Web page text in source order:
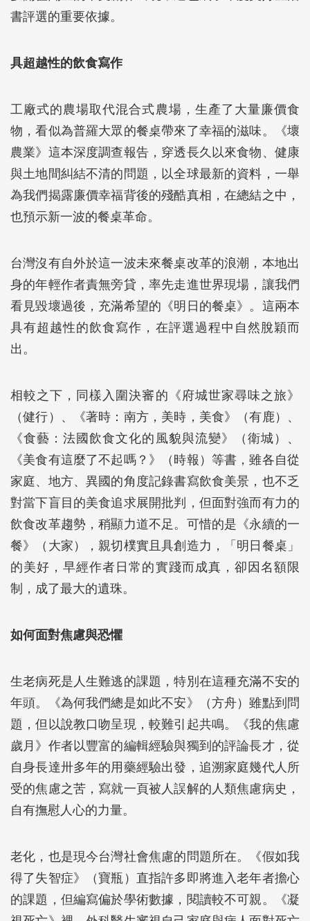
書評選的重要依據。
具超越性的飲食寫作
工廠式的農場取代混合式農場，生產了大量廉價食
物，看似為普羅大眾的餐桌帶來了幸福的滋味。《壞
農業》這本深度調查報告，穿透長久以來食物、健康
與土地間糾結不清的問題，以全球最新的資料，一舉
為我們揭露廉價幸福背後的殘酷真相，在總結之中，
也預示新一波的餐桌革命。
台灣沒有自外於這一波未來餐桌改革的浪潮，本地出
身的年輕作者責無旁貸，率先走進世界現場，讓我們
看見毀壞過後，充滿希望的《明日的餐桌》。這兩本
具有超越性的飲食寫作，在評選過程中自然脫穎而
出。
相較之下，同樣入圍決審的《府城世家尋味之旅》
（健行）、《著時：南方，美時，美食》（有鹿）、
《食藝：法國飲食文化的風貌與流變》（衛城）、
《美食有這麼了不起嗎？》（時報）等書，雖各自從
家庭、地方、異國的角度記錄書寫飲食美景，也不乏
對當下盲目的美食追求展開批判，但面對強而有力的
飲食改革趨勢，稍顯力道不足。可惜的是《永續的一
餐》（大家），親切樸實且具創造力，「明日餐桌」
的美好，早經作者日常的實踐而成真，卻因名額限
制，成了最大的遺珠。
如何面對焦慮與恐懼
生老病死是人生難逃的課題，特別在這種充滿不安的
年頭。《為何我們總是如此不安》（方舟）雖點到問
題，但以說教口吻呈現，較難引起共鳴。《我的焦慮
歲月》作者以豐富的編輯經驗與獨到的評論長才，從
自身長達卅多年的用藥經驗出發，追溯家庭幾代人所
受的焦慮之苦，寫就一頁被人誤解的人類焦慮病史，
自有撫慰人心的力量。
老化，也是現今台灣社會焦慮的問題所在。《假如我
得了失智症》（寶瓶）直指許多即將進入老年者擔心
的課題，但編寫偏於學術數據，閱讀較不可親。《凝